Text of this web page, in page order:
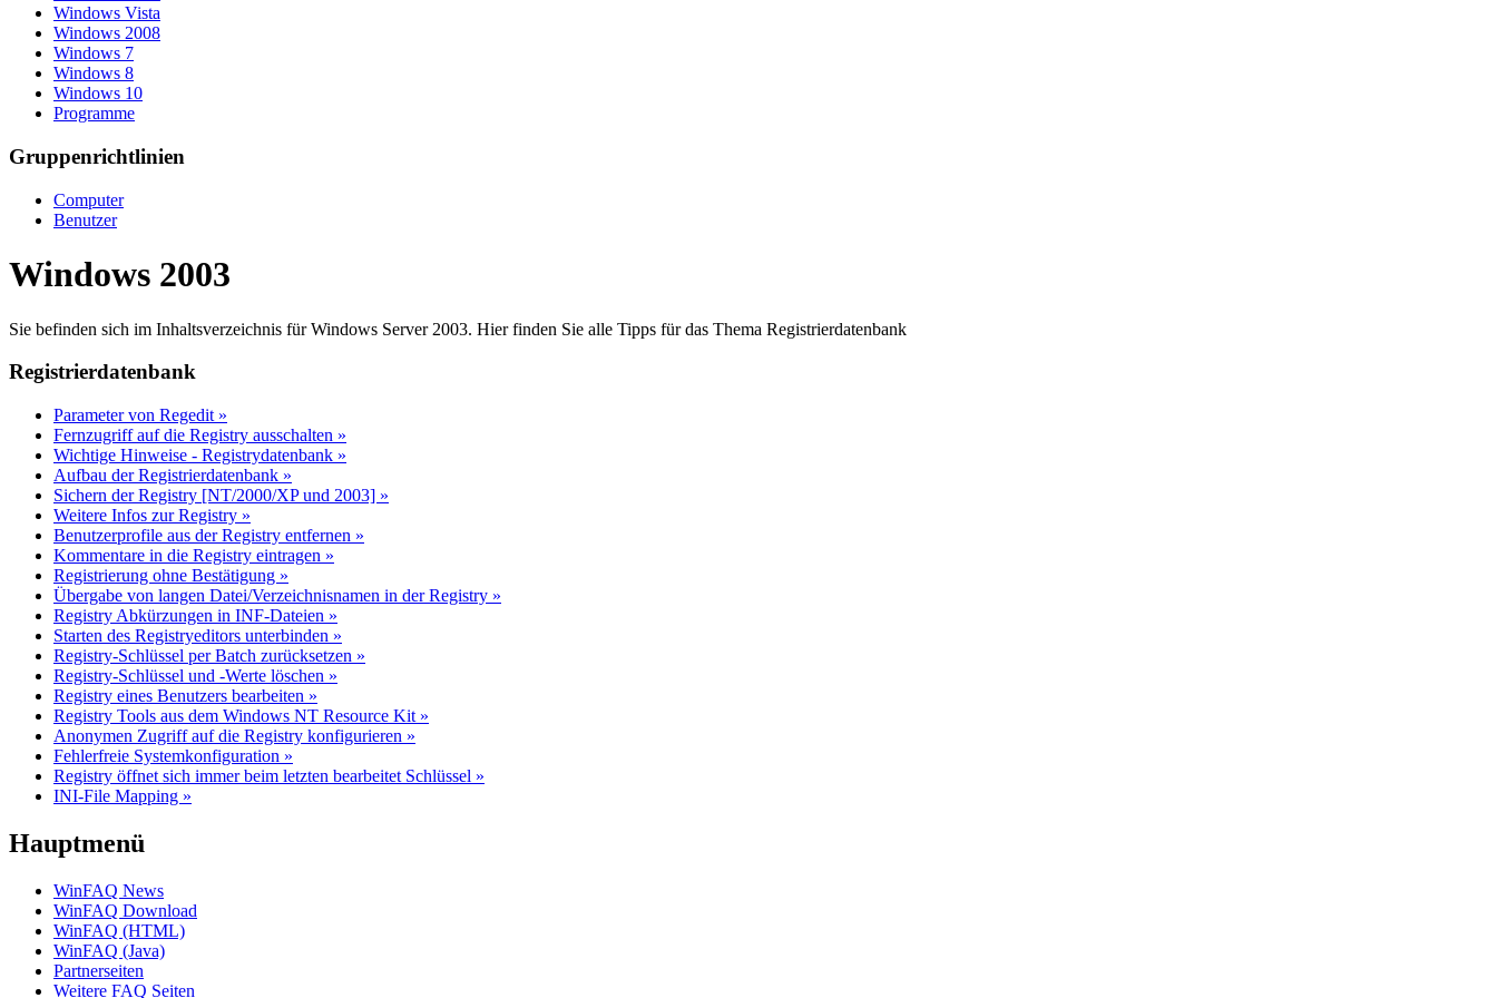
Windows Vista
Windows 2008
Windows 7
Windows 8
Windows 10
Programme
Gruppenrichtlinien
Computer
Benutzer
Windows 2003
Sie befinden sich im Inhaltsverzeichnis für Windows Server 2003. Hier finden Sie alle Tipps für das Thema Registrierdatenbank
Registrierdatenbank
Parameter von Regedit »
Fernzugriff auf die Registry ausschalten »
Wichtige Hinweise - Registrydatenbank »
Aufbau der Registrierdatenbank »
Sichern der Registry [NT/2000/XP und 2003] »
Weitere Infos zur Registry »
Benutzerprofile aus der Registry entfernen »
Kommentare in die Registry eintragen »
Registrierung ohne Bestätigung »
Übergabe von langen Datei/Verzeichnisnamen in der Registry »
Registry Abkürzungen in INF-Dateien »
Starten des Registryeditors unterbinden »
Registry-Schlüssel per Batch zurücksetzen »
Registry-Schlüssel und -Werte löschen »
Registry eines Benutzers bearbeiten »
Registry Tools aus dem Windows NT Resource Kit »
Anonymen Zugriff auf die Registry konfigurieren »
Fehlerfreie Systemkonfiguration »
Registry öffnet sich immer beim letzten bearbeitet Schlüssel »
INI-File Mapping »
Hauptmenü
WinFAQ News
WinFAQ Download
WinFAQ (HTML)
WinFAQ (Java)
Partnerseiten
Weitere FAQ Seiten